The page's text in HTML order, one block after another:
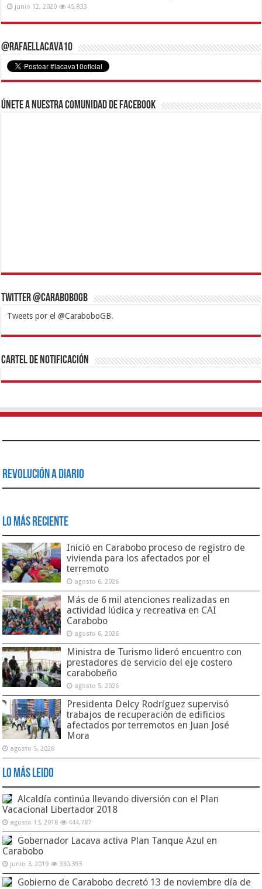
junio 12, 2020 45,833
@RafaelLacava10
Únete a nuestra comunidad de Facebook
Twitter @CaraboboGB
Tweets por el @CaraboboGB.
1xbetBetturkeyBetistKralbetSupertotobetTipobetMatadorbetMariobet
https://mvbcasino.com/
Cartel de Notificación
Revolución a Diario
Lo Más Reciente
Inició en Carabobo proceso de registro de
vivienda para los afectados por el
terremoto
agosto 6, 2026
Más de 6 mil atenciones realizadas en
actividad lúdica y recreativa en CAI
Carabobo
agosto 6, 2026
Ministra de Turismo lideró encuentro con
prestadores de servicio del eje costero
carabobeño
agosto 5, 2026
Presidenta Delcy Rodríguez supervisó
trabajos de recuperación de edificios
afectados por terremotos en Juan José
Mora
agosto 5, 2026
Lo Más Leido
Alcaldía continúa llevando diversión con el Plan
Vacacional Libertador 2018
agosto 13, 2018 444,787
Gobernador Lacava activa Plan Tanque Azul en
Carabobo
junio 3, 2019 330,393
Gobierno de Carabobo decretó 13 de noviembre día de